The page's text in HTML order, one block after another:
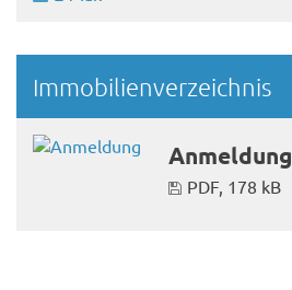
Immobilienverzeichnis
Anmeldung
PDF, 178 kB